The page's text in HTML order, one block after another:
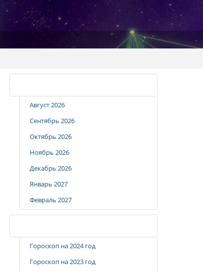
Август 2026
Сентябрь 2026
Октябрь 2026
Ноябрь 2026
Декабрь 2026
Январь 2027
Февраль 2027
Гороскоп на 2024 год
Гороскоп на 2023 год